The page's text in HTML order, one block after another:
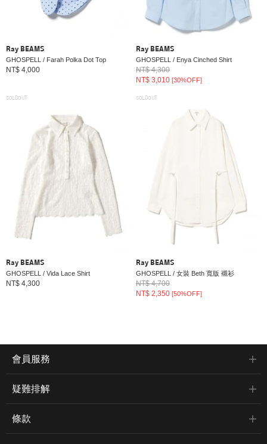
Ray BEAMS
GHOSPELL / Farah Polka Dot Top
NT$ 4,000
Ray BEAMS
GHOSPELL / Enya Cinched Shirt
NT$ 4,300
NT$ 3,010[30%OFF]
SOLDOUT
Ray BEAMS
GHOSPELL / Vida Lace Shirt
NT$ 4,300
SOLDOUT
Ray BEAMS
GHOSPELL / 女裝 Beth 寬版 襯衫
NT$ 4,700
NT$ 2,350[50%OFF]
會員服務
疑難排解
條款